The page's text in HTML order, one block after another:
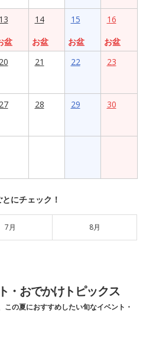
13
盆
14
お盆
15
お盆
16
お盆
20 21 22 23
27 28 29 30
にチェック！
7月 8月
・おでかけトピックス
この夏におすすめしたい旬なイベント・